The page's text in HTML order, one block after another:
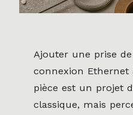
Ajouter une prise
connexion Ethernet
pièce est un projet
classique, mais